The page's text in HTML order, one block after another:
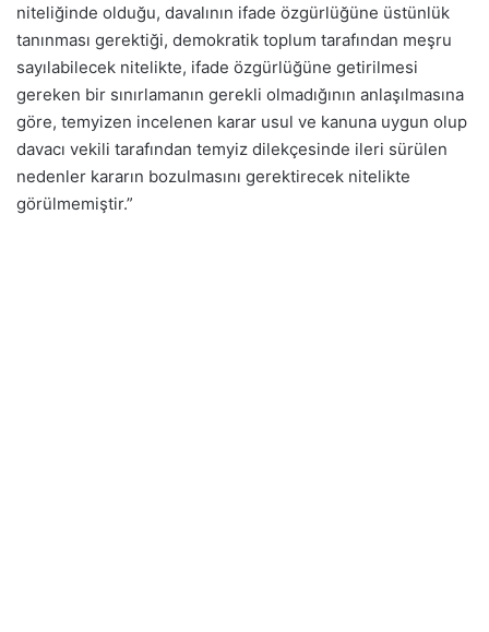
niteliğinde olduğu, davalının ifade özgürlüğüne üstünlük
tanınması gerektiği, demokratik toplum tarafından meşru
sayılabilecek nitelikte, ifade özgürlüğüne getirilmesi
gereken bir sınırlamanın gerekli olmadığının anlaşılmasına
göre, temyizen incelenen karar usul ve kanuna uygun olup
davacı vekili tarafından temyiz dilekçesinde ileri sürülen
nedenler kararın bozulmasını gerektirecek nitelikte
görülmemiştir.”